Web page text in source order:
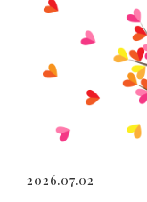
2026.07.02